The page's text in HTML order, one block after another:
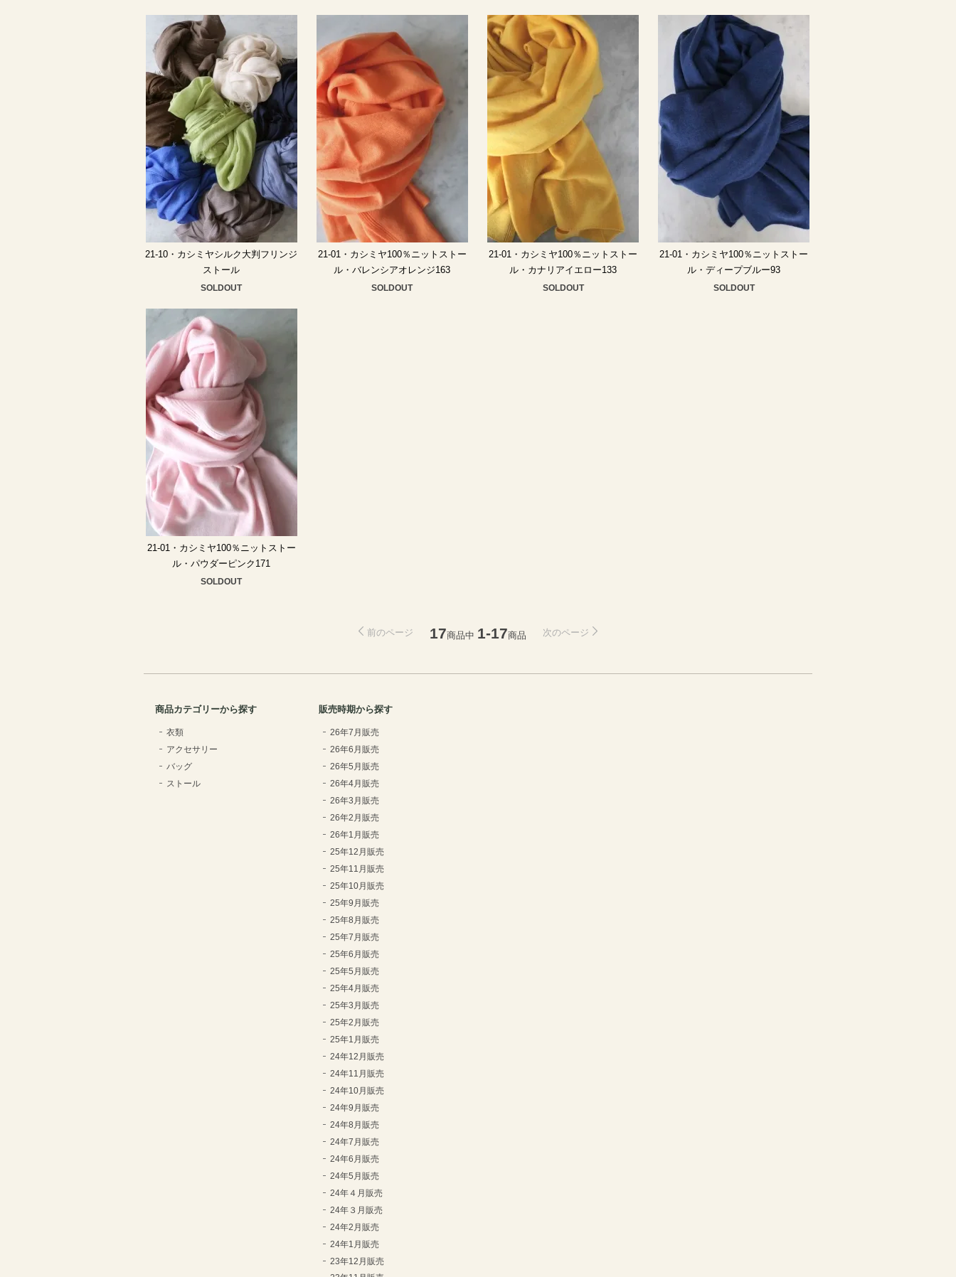
21-10・カシミヤシルク大判フリンジ
ストール
SOLDOUT
21-01・カシミヤ100％ニットストー
ル・バレンシアオレンジ163
SOLDOUT
21-01・カシミヤ100％ニットストー
ル・カナリアイエロー133
SOLDOUT
21-01・カシミヤ100％ニットストー
ル・ディープブルー93
SOLDOUT
21-01・カシミヤ100％ニットストー
ル・パウダーピンク171
SOLDOUT
前のページ 17商品中 1-17商品 次のページ
商品カテゴリーから探す
衣類
アクセサリー
バッグ
ストール
販売時期から探す
26年7月販売
26年6月販売
26年5月販売
26年4月販売
26年3月販売
26年2月販売
26年1月販売
25年12月販売
25年11月販売
25年10月販売
25年9月販売
25年8月販売
25年7月販売
25年6月販売
25年5月販売
25年4月販売
25年3月販売
25年2月販売
25年1月販売
24年12月販売
24年11月販売
24年10月販売
24年9月販売
24年8月販売
24年7月販売
24年6月販売
24年5月販売
24年４月販売
24年３月販売
24年2月販売
24年1月販売
23年12月販売